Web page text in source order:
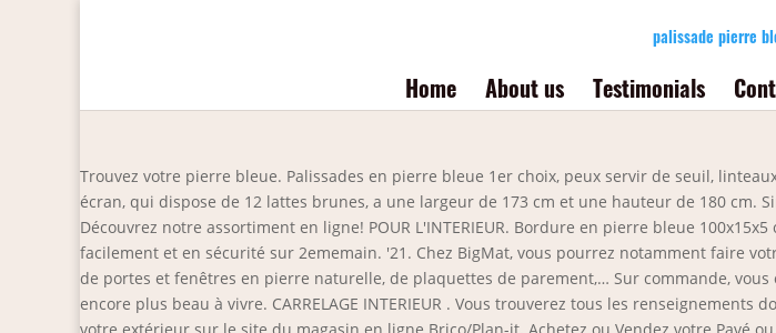
palissade pierre
Home About us Testimonials
Trouvez votre pierre bleue. Palissades en pierre bleue 1er choix, peux servir de seuil,
écran, qui dispose de 12 lattes brunes, a une largeur de 173 cm et une hauteur de 180
Découvrez notre assortiment en ligne! POUR L'INTERIEUR. Bordure en pierre bleue
facilement et en sécurité sur 2ememain. '21. Chez BigMat, vous pourrez notamment faire
de portes et fenêtres en pierre naturelle, de plaquettes de parement,… Sur commande,
encore plus beau à vivre. CARRELAGE INTERIEUR . Vous trouverez tous les